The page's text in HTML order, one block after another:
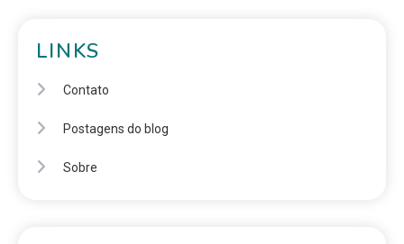
LINKS
Contato
Postagens do blog
Sobre